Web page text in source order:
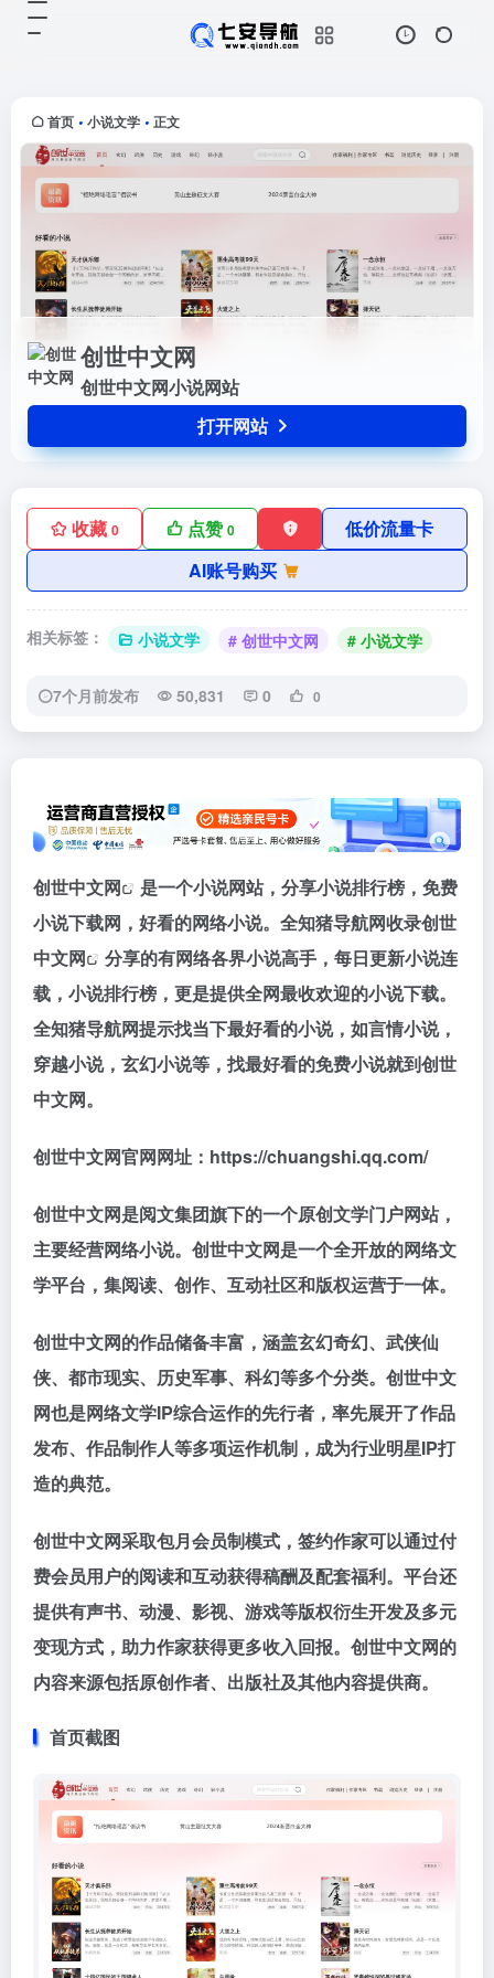
首页 • 小说文学 • 正文
创世中文网
创世中文网小说网站
打开网站
收藏 0 点赞0
低价流量卡
AI账号购买
相关标签： 小说文学 # 创世中文网 # 小说文学
7个月前发布 50,831 0 0
创世中文网
是一个小说网站，分享小说排行榜，免费
小说下载网，好看的网络小说。全知猪导航网收录创世
中文网
分享的有网络各界小说高手，每日更新小说连
载，小说排行榜，更是提供全网最收欢迎的小说下载。
全知猪导航网提示找当下最好看的小说，如言情小说，
穿越小说，玄幻小说等，找最好看的免费小说就到创世
中文网。
创世中文网官网网址：https://chuangshi.qq.com/
创世中文网是阅文集团旗下的一个原创文学门户网站，
主要经营网络小说。创世中文网是一个全开放的网络文
学平台，集阅读、创作、互动社区和版权运营于一体。
创世中文网的作品储备丰富，涵盖玄幻奇幻、武侠仙
侠、都市现实、历史军事、科幻等多个分类。创世中文
网也是网络文学IP综合运作的先行者，率先展开了作品
发布、作品制作人等多项运作机制，成为行业明星IP打
造的典范。
创世中文网采取包月会员制模式，签约作家可以通过付
费会员用户的阅读和互动获得稿酬及配套福利。平台还
提供有声书、动漫、影视、游戏等版权衍生开发及多元
变现方式，助力作家获得更多收入回报。创世中文网的
内容来源包括原创作者、出版社及其他内容提供商。
首页截图